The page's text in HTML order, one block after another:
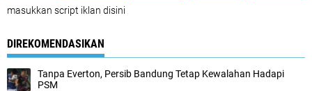
masukkan script iklan disini
DIREKOMENDASIKAN
Tanpa Everton, Persib Bandung Tetap Kewalahan Hadapi
PSM